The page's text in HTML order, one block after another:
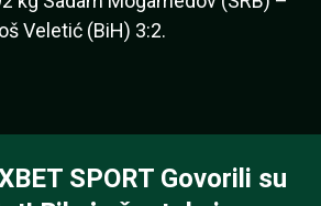
Veletić (BiH) 3:2.